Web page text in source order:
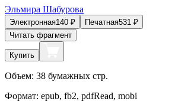
Эльмира Шабурова
Электронная140 ₽ Печатная531 ₽
Читать фрагмент
Купить
Объем: 38 бумажных стр.
Формат: epub, fb2, pdfRead, mobi